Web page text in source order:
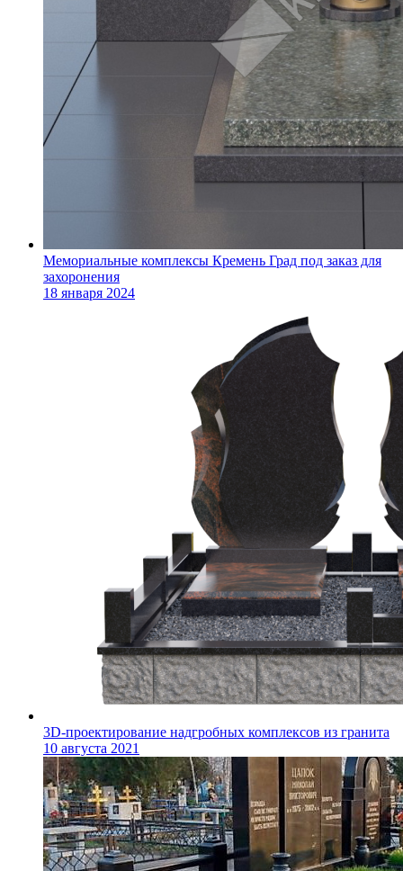
Мемориальные комплексы Кремень Град под заказ для
захоронения
18 января 2024
3D-проектирование надгробных комплексов из гранита
10 августа 2021